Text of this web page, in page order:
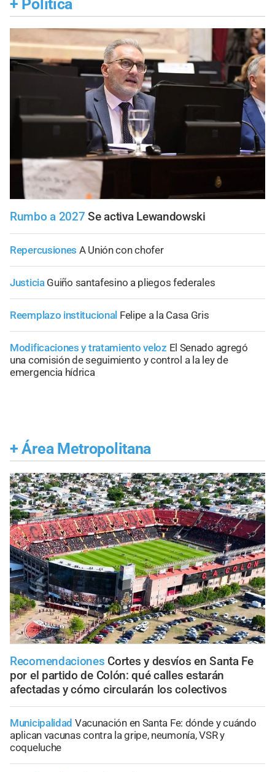
+ Política
Rumbo a 2027 Se activa Lewandowski
Repercusiones A Unión con chofer
Justicia Guiño santafesino a pliegos federales
Reemplazo institucional Felipe a la Casa Gris
Modificaciones y tratamiento veloz El Senado agregó
una comisión de seguimiento y control a la ley de
emergencia hídrica
+ Área Metropolitana
Recomendaciones Cortes y desvíos en Santa Fe
por el partido de Colón: qué calles estarán
afectadas y cómo circularán los colectivos
Municipalidad Vacunación en Santa Fe: dónde y cuándo
aplican vacunas contra la gripe, neumonía, VSR y
coqueluche